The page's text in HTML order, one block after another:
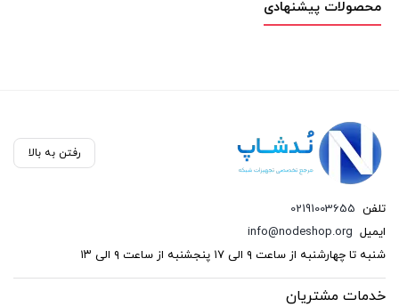
محصولات پیشنهادی
رفتن به بالا
تلفن 02191003655
ایمیل info@nodeshop.org
شنبه تا چهارشنبه از ساعت ۹ الی ۱۷ پنجشنبه از ساعت ۹ الی ۱۳
خدمات مشتریان